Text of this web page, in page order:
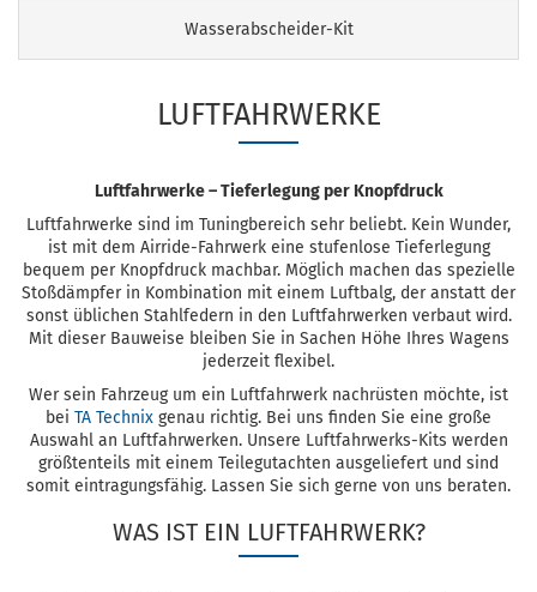
Wasserabscheider-Kit
LUFTFAHRWERKE
Luftfahrwerke – Tieferlegung per Knopfdruck
Luftfahrwerke sind im Tuningbereich sehr beliebt. Kein Wunder,
ist mit dem Airride-Fahrwerk eine stufenlose Tieferlegung
bequem per Knopfdruck machbar. Möglich machen das spezielle
Stoßdämpfer in Kombination mit einem Luftbalg, der anstatt der
sonst üblichen Stahlfedern in den Luftfahrwerken verbaut wird.
Mit dieser Bauweise bleiben Sie in Sachen Höhe Ihres Wagens
jederzeit flexibel.
Wer sein Fahrzeug um ein Luftfahrwerk nachrüsten möchte, ist
bei TA Technix genau richtig. Bei uns finden Sie eine große
Auswahl an Luftfahrwerken. Unsere Luftfahrwerks-Kits werden
größtenteils mit einem Teilegutachten ausgeliefert und sind
somit eintragungsfähig. Lassen Sie sich gerne von uns beraten.
WAS IST EIN LUFTFAHRWERK?